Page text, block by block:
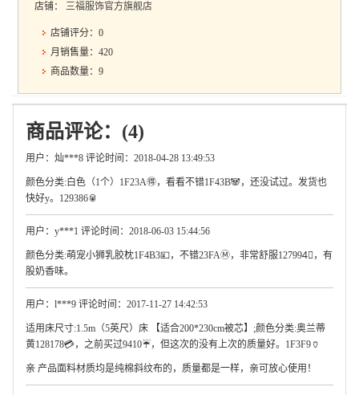
店铺： 三福服饰官方旗舰店
店铺评分：0
月销售量：420
商品数量：9
商品评论：(4)
用户：灿***8 评论时间：2018-04-28 13:49:53
颜色分类:白色（1个）1F23A🉐，看看不错1F43B🐼，还没试过。发货也
快好y。129386🥫
用户：y***1 评论时间：2018-06-03 15:44:56
颜色分类:萌宠小狮乳胶枕1F4B3💴，不错23FAⓂ，非常舒服127994🏻，有
股奶香味。
用户：l***9 评论时间：2017-11-27 14:42:53
适用床尺寸:1.5m（5英尺）床 【适合200*230cm被芯】;颜色分类:奥兰蒂
黄128178💳，之前买过9410☔，但这次的没有上次的质量好。1F3F9🏺
亲 产品面料材质均是纯棉斜纹布的，质量都是一样，亲可放心使用！